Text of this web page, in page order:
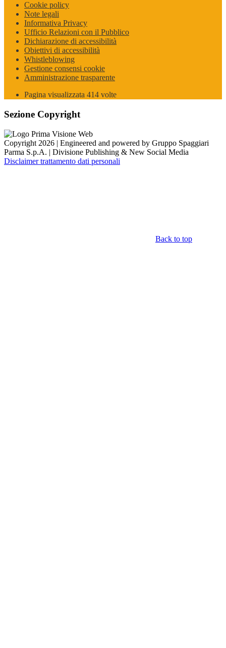
Cookie policy
Note legali
Informativa Privacy
Ufficio Relazioni con il Pubblico
Dichiarazione di accessibilità
Obiettivi di accessibilità
Whistleblowing
Gestione consensi cookie
Amministrazione trasparente
Pagina visualizzata 414 volte
Sezione Copyright
Copyright 2026 | Engineered and powered by Gruppo Spaggiari
Parma S.p.A. | Divisione Publishing & New Social Media
Disclaimer trattamento dati personali
Back to top